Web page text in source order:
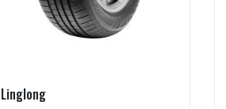
Linglong